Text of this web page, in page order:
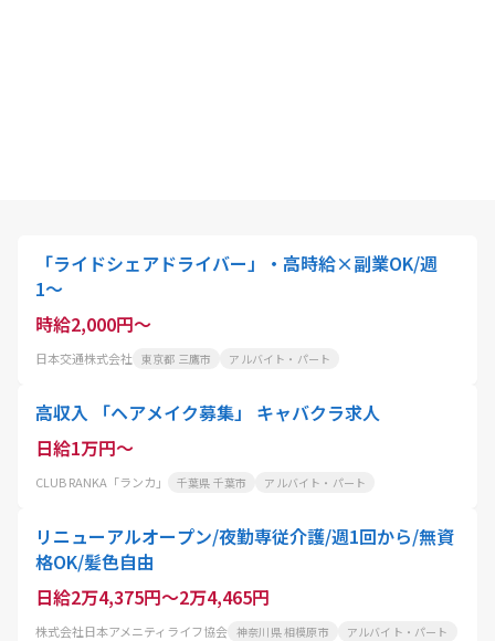
「ライドシェアドライバー」・高時給×副業OK/週
1〜
時給2,000円～
日本交通株式会社 東京都 三鷹市 アルバイト・パート
高収入 「ヘアメイク募集」 キャバクラ求人
日給1万円～
CLUB RANKA「ランカ」 千葉県 千葉市 アルバイト・パート
リニューアルオープン/夜勤専従介護/週1回から/無資
格OK/髪色自由
日給2万4,375円～2万4,465円
株式会社日本アメニティライフ協会 神奈川県 相模原市 アルバイト・パート